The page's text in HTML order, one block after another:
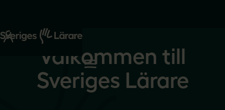
Välkommen till
Sveriges Lärare
n
y